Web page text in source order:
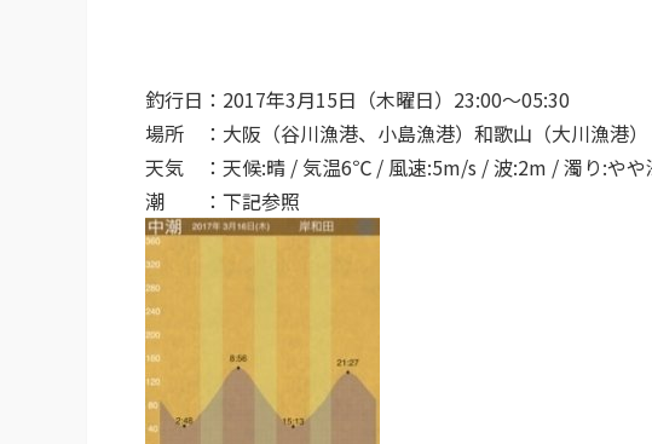
釣行日：2017年3月15日（木曜日）23:00〜05:30
場所 ：大阪（谷川漁港、小島漁港）和歌山（大川漁港）
天気 ：天候:晴 / 気温6℃ / 風速:5m/s / 波:2m / 濁り:やや
潮 ：下記参照